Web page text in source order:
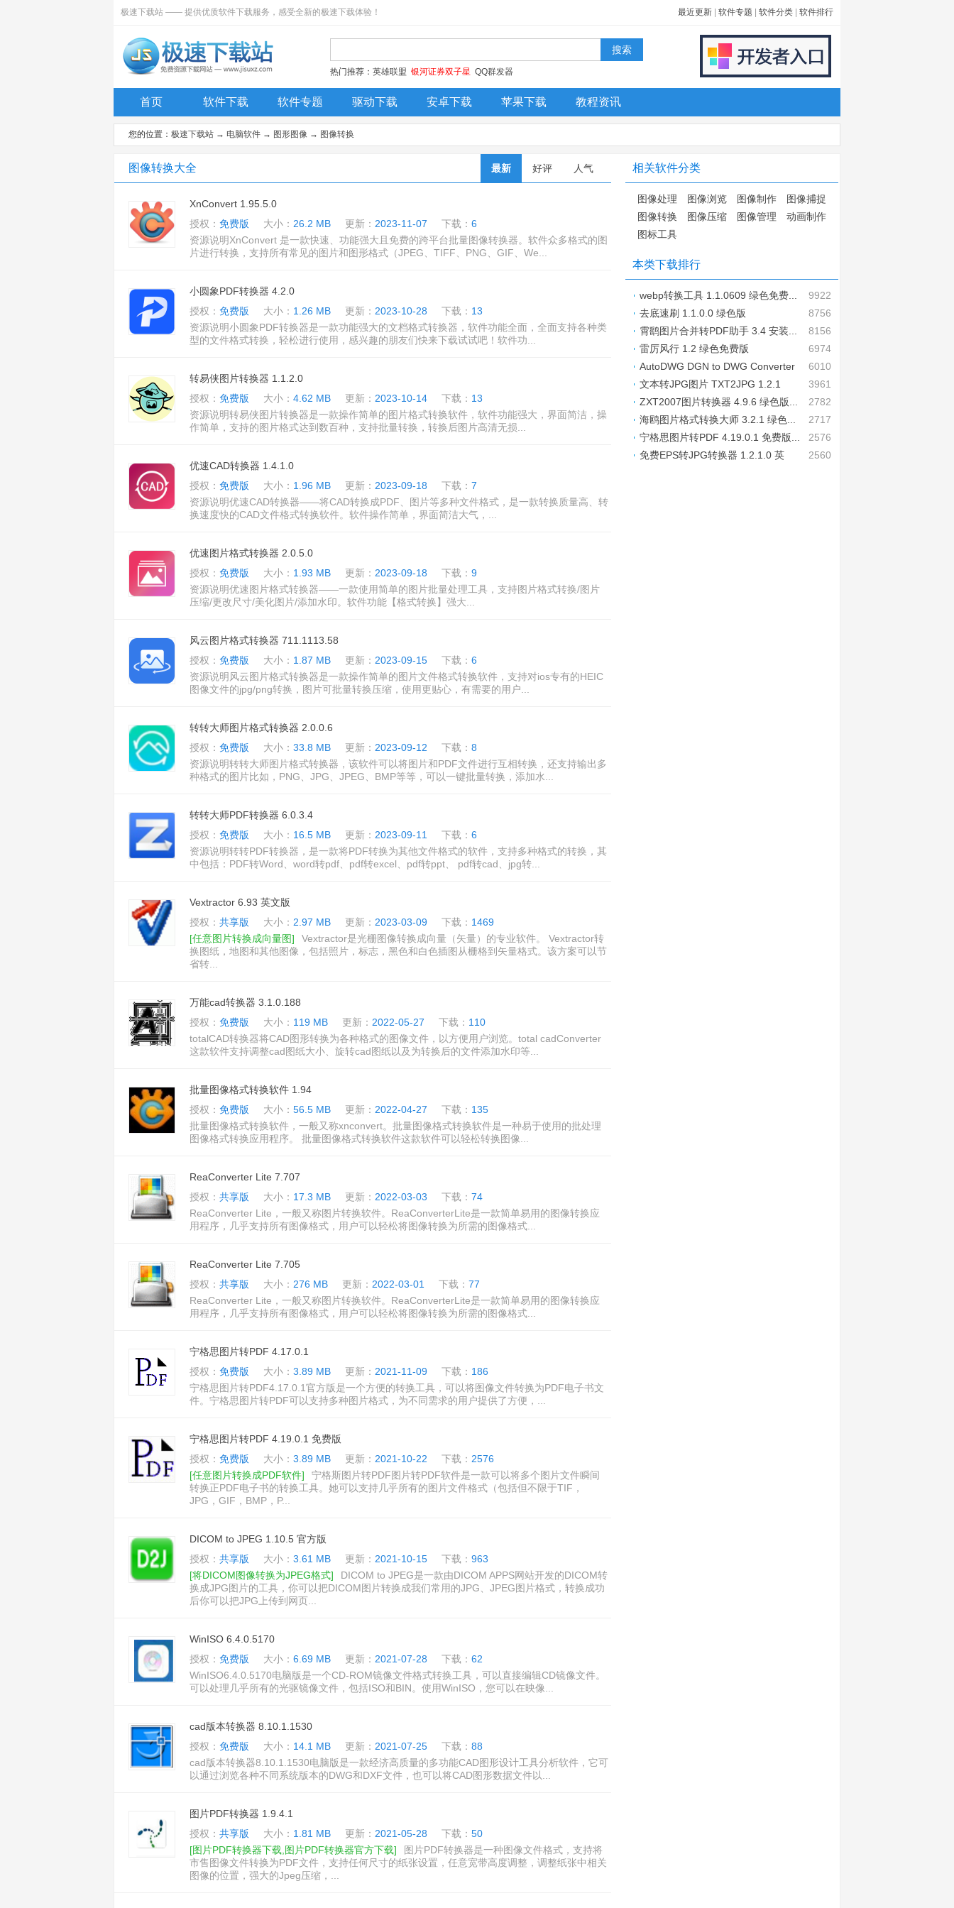
极速下载站 —— 提供优质软件下载服务，感受全新的极速下载体验！ 最近更新| 软件专题 软件分类| 软件排行
热门推荐： 英雄联盟 银河证券双子星 QQ群发器
首页 软件下载 软件专题 驱动下载 安卓下载 苹果下载 教程资讯
今日更新
您的位置： 极速下载站 → 电脑软件 → 图形图像 → 图像转换
人气
好评
最新
图像转换大全
XnConvert 1.95.5.0
授权： 免费版 大小： 26.2 MB 更新： 2023-11-07 下载： 6
资源说明XnConvert 是一款快速、功能强大且免费的跨平台批量图像转换器。软件众多格式的图
片进行转换，支持所有常见的图片和图形格式（JPEG、TIFF、PNG、GIF、We...
小圆象PDF转换器 4.2.0
授权： 免费版 大小： 1.26 MB 更新： 2023-10-28 下载： 13
资源说明小圆象PDF转换器是一款功能强大的文档格式转换器，软件功能全面，全面支持各种类
型的文件格式转换，轻松进行使用，感兴趣的朋友们快来下载试试吧！软件功...
转易侠图片转换器 1.1.2.0
授权： 免费版 大小： 4.62 MB 更新： 2023-10-14 下载： 13
资源说明转易侠图片转换器是一款操作简单的图片格式转换软件，软件功能强大，界面简洁，操
作简单，支持的图片格式达到数百种，支持批量转换，转换后图片高清无损...
优速CAD转换器 1.4.1.0
授权： 免费版 大小： 1.96 MB 更新： 2023-09-18 下载： 7
资源说明优速CAD转换器——将CAD转换成PDF、图片等多种文件格式，是一款转换质量高、转
换速度快的CAD文件格式转换软件。软件操作简单，界面简洁大气，...
优速图片格式转换器 2.0.5.0
授权： 免费版 大小： 1.93 MB 更新： 2023-09-18 下载： 9
资源说明优速图片格式转换器——一款使用简单的图片批量处理工具，支持图片格式转换/图片
压缩/更改尺寸/美化图片/添加水印。软件功能【格式转换】强大...
风云图片格式转换器 711.1113.58
授权： 免费版 大小： 1.87 MB 更新： 2023-09-15 下载： 6
资源说明风云图片格式转换器是一款操作简单的图片文件格式转换软件，支持对ios专有的HEIC
图像文件的jpg/png转换，图片可批量转换压缩，使用更贴心，有需要的用户...
转转大师图片格式转换器 2.0.0.6
授权： 免费版 大小： 33.8 MB 更新： 2023-09-12 下载： 8
资源说明转转大师图片格式转换器，该软件可以将图片和PDF文件进行互相转换，还支持输出多
种格式的图片比如，PNG、JPG、JPEG、BMP等等，可以一键批量转换，添加水...
转转大师PDF转换器 6.0.3.4
授权： 免费版 大小： 16.5 MB 更新： 2023-09-11 下载： 6
资源说明转转PDF转换器，是一款将PDF转换为其他文件格式的软件，支持多种格式的转换，其
中包括：PDF转Word、word转pdf、pdf转excel、pdf转ppt、 pdf转cad、jpg转...
Vextractor 6.93 英文版
授权： 共享版 大小： 2.97 MB 更新： 2023-03-09 下载： 1469
[任意图片转换成向量图]
Vextractor是光栅图像转换成向量（矢量）的专业软件。 Vextractor转
换图纸，地图和其他图像，包括照片，标志，黑色和白色插图从栅格到矢量格式。该方案可以节
省转...
万能cad转换器 3.1.0.188
授权： 免费版 大小： 119 MB 更新： 2022-05-27 下载： 110
totalCAD转换器将CAD图形转换为各种格式的图像文件，以方便用户浏览。total cadConverter
这款软件支持调整cad图纸大小、旋转cad图纸以及为转换后的文件添加水印等...
批量图像格式转换软件 1.94
授权： 免费版 大小： 56.5 MB 更新： 2022-04-27 下载： 135
批量图像格式转换软件，一般又称xnconvert。批量图像格式转换软件是一种易于使用的批处理
图像格式转换应用程序。 批量图像格式转换软件这款软件可以轻松转换图像...
ReaConverter Lite 7.707
授权： 共享版 大小： 17.3 MB 更新： 2022-03-03 下载： 74
ReaConverter Lite，一般又称图片转换软件。ReaConverterLite是一款简单易用的图像转换应
用程序，几乎支持所有图像格式，用户可以轻松将图像转换为所需的图像格式...
ReaConverter Lite 7.705
授权： 共享版 大小： 276 MB 更新： 2022-03-01 下载： 77
ReaConverter Lite，一般又称图片转换软件。ReaConverterLite是一款简单易用的图像转换应
用程序，几乎支持所有图像格式，用户可以轻松将图像转换为所需的图像格式...
宁格思图片转PDF 4.17.0.1
授权： 免费版 大小： 3.89 MB 更新： 2021-11-09 下载： 186
宁格思图片转PDF4.17.0.1官方版是一个方便的转换工具，可以将图像文件转换为PDF电子书文
件。宁格思图片转PDF可以支持多种图片格式，为不同需求的用户提供了方便，...
宁格思图片转PDF 4.19.0.1 免费版
授权： 免费版 大小： 3.89 MB 更新： 2021-10-22 下载： 2576
[任意图片转换成PDF软件]
宁格斯图片转PDF图片转PDF软件是一款可以将多个图片文件瞬间
转换正PDF电子书的转换工具。她可以支持几乎所有的图片文件格式（包括但不限于TIF，
JPG，GIF，BMP，P...
DICOM to JPEG 1.10.5 官方版
授权： 共享版 大小： 3.61 MB 更新： 2021-10-15 下载： 963
[将DICOM图像转换为JPEG格式]
DICOM to JPEG是一款由DICOM APPS网站开发的DICOM转
换成JPG图片的工具，你可以把DICOM图片转换成我们常用的JPG、JPEG图片格式，转换成功
后你可以把JPG上传到网页...
WinISO 6.4.0.5170
授权： 免费版 大小： 6.69 MB 更新： 2021-07-28 下载： 62
WinISO6.4.0.5170电脑版是一个CD-ROM镜像文件格式转换工具，可以直接编辑CD镜像文件。
可以处理几乎所有的光驱镜像文件，包括ISO和BIN。使用WinISO，您可以在映像...
cad版本转换器 8.10.1.1530
授权： 免费版 大小： 14.1 MB 更新： 2021-07-25 下载： 88
cad版本转换器8.10.1.1530电脑版是一款经济高质量的多功能CAD图形设计工具分析软件，它可
以通过浏览各种不同系统版本的DWG和DXF文件，也可以将CAD图形数据文件以...
图片PDF转换器 1.9.4.1
授权： 共享版 大小： 1.81 MB 更新： 2021-05-28 下载： 50
[图片PDF转换器下载,图片PDF转换器官方下载]
图片PDF转换器是一种图像文件格式，支持将
市售图像文件转换为PDF文件，支持任何尺寸的纸张设置，任意宽带高度调整，调整纸张中相关
图像的位置，强大的Jpeg压缩，...
相关软件分类
图像处理 图像浏览 图像制作
图像捕捉
图像转换
图像压缩 图像管理
动画制作
图标工具
本类下载排行
9922
webp转换工具 1.1.0609 绿色免费...
8756
去底速刷 1.1.0.0 绿色版
8156
霄鹞图片合并转PDF助手 3.4 安装...
6974
雷厉风行 1.2 绿色免费版
6010
AutoDWG DGN to DWG Converter
2...
3961
文本转JPG图片 TXT2JPG 1.2.1
绿...
2782
ZXT2007图片转换器 4.9.6 绿色版...
2717
海鸥图片格式转换大师 3.2.1 绿色...
2576
宁格思图片转PDF 4.19.0.1 免费版...
2560
免费EPS转JPG转换器 1.2.1.0 英